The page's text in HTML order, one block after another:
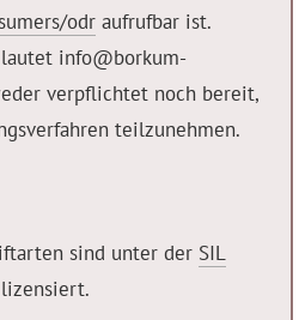
odraufrufbar ist.
info@borkum-
verpflichtet noch bereit,
teilzunehmen.
sind unter der SIL
lizensiert.